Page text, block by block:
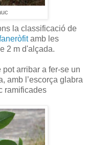
la classificació de
amb les
2 m d'alçada.
arribar a fer-se un
amb l’escorça glabra
ramificades